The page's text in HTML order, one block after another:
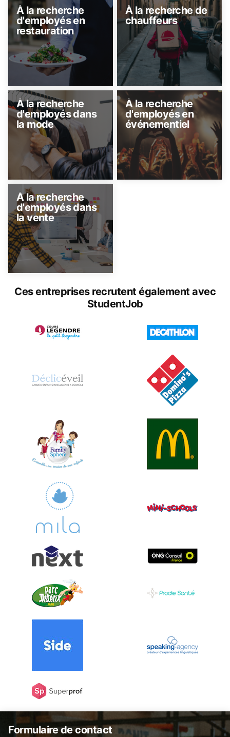
À la recherche
d'employés en
restauration
À la recherche de
chauffeurs
À la recherche
d'employés dans
la mode
À la recherche
d'employés en
événementiel
À la recherche
d'employés dans
la vente
Ces entreprises recrutent également avec
StudentJob
Formulaire de contact